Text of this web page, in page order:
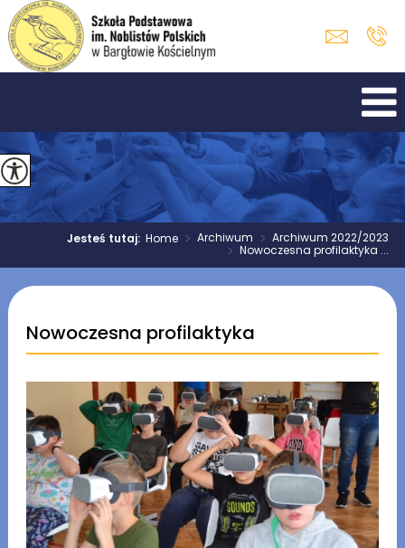
Jesteś tutaj:Home > Archiwum > Archiwum 2022/2023
> Nowoczesna profilaktyka ...
Nowoczesna profilaktyka